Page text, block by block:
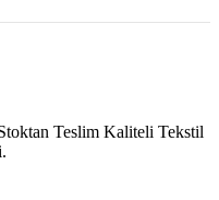
Teslim Kaliteli Tekstil